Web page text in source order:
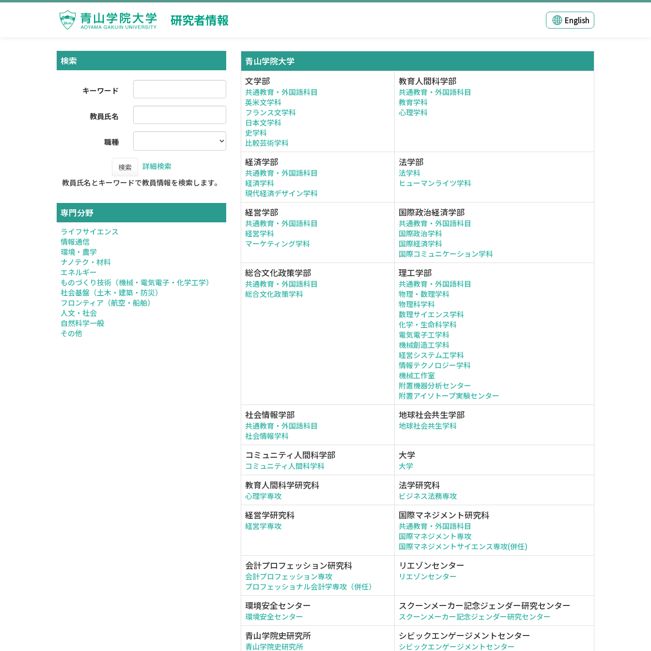
研究者情報 English
検索
キーワード
教員氏名
職種
検索
詳細検索
教員氏名とキーワードで教員情報を検索します。
専門分野
ライフサイエンス
情報通信
環境・農学
ナノテク・材料
エネルギー
ものづくり技術（機械・電気電子・化学工学）
社会基盤（土木・建築・防災）
フロンティア（航空・船舶）
人文・社会
自然科学一般
その他
青山学院大学
文学部
共通教育・外国語科目
英米文学科
フランス文学科
日本文学科
史学科
比較芸術学科
教育人間科学部
共通教育・外国語科目
教育学科
心理学科
経済学部
共通教育・外国語科目
経済学科
現代経済デザイン学科
法学部
法学科
ヒューマンライツ学科
経営学部
共通教育・外国語科目
経営学科
マーケティング学科
国際政治経済学部
共通教育・外国語科目
国際政治学科
国際経済学科
国際コミュニケーション学科
総合文化政策学部
共通教育・外国語科目
総合文化政策学科
理工学部
共通教育・外国語科目
物理・数理学科
物理科学科
数理サイエンス学科
化学・生命科学科
電気電子工学科
機械創造工学科
経営システム工学科
情報テクノロジー学科
機械工作室
附置機器分析センター
附置アイソトープ実験センター
社会情報学部
共通教育・外国語科目
社会情報学科
地球社会共生学部
地球社会共生学科
コミュニティ人間科学部
コミュニティ人間科学科
大学
大学
教育人間科学研究科
心理学専攻
法学研究科
ビジネス法務専攻
経営学研究科
経営学専攻
国際マネジメント研究科
共通教育・外国語科目
国際マネジメント専攻
国際マネジメントサイエンス専攻(併任)
会計プロフェッション研究科
会計プロフェッション専攻
プロフェッショナル会計学専攻（併任）
リエゾンセンター
リエゾンセンター
環境安全センター
環境安全センター
スクーンメーカー記念ジェンダー研究センター
スクーンメーカー記念ジェンダー研究センター
青山学院史研究所
青山学院史研究所
シビックエンゲージメントセンター
シビックエンゲージメントセンター